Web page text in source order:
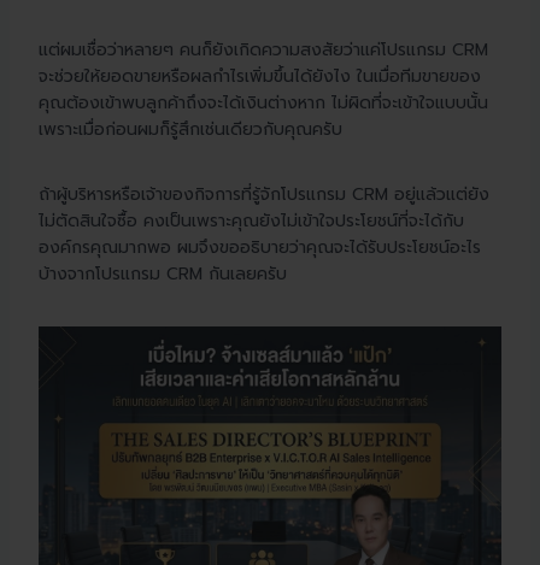
แต่ผมเชื่อว่าหลายๆ คนก็ยังเกิดความสงสัยว่าแค่โปรแกรม CRM
จะช่วยให้ยอดขายหรือผลกำไรเพิ่มขึ้นได้ยังไง ในเมื่อทีมขายของ
คุณต้องเข้าพบลูกค้าถึงจะได้เงินต่างหาก ไม่ผิดที่จะเข้าใจแบบนั้น
เพราะเมื่อก่อนผมก็รู้สึกเช่นเดียวกับคุณครับ
ถ้าผู้บริหารหรือเจ้าของกิจการที่รู้จักโปรแกรม CRM อยู่แล้วแต่ยัง
ไม่ตัดสินใจซื้อ คงเป็นเพราะคุณยังไม่เข้าใจประโยชน์ที่จะได้กับ
องค์กรคุณมากพอ ผมจึงขออธิบายว่าคุณจะได้รับประโยชน์อะไร
บ้างจากโปรแกรม CRM กันเลยครับ